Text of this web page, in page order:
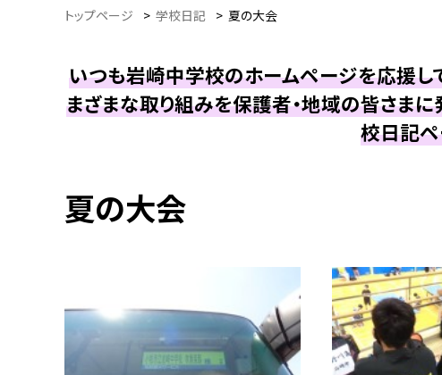
トップページ > 学校日記 > 夏の大会
いつも岩崎中学校のホームページを応援し
まざまな取り組みを保護者・地域の皆さま
校日記ペ
夏の大会